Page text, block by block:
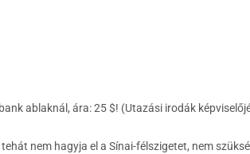
ablaknál, ára: 25 $! (Utazási irodák
nem hagyja el a Sínai-félszigetet, nem